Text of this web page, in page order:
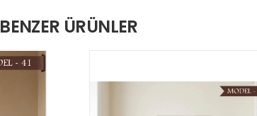
BENZER ÜRÜNLER